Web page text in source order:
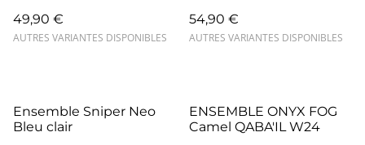
49,90 €
AUTRES VARIANTES DISPONIBLES
54,90 €
AUTRES VARIANTES DISPONIBLES
Ensemble Sniper Neo
Bleu clair
ENSEMBLE ONYX FOG
Camel QABA'IL W24